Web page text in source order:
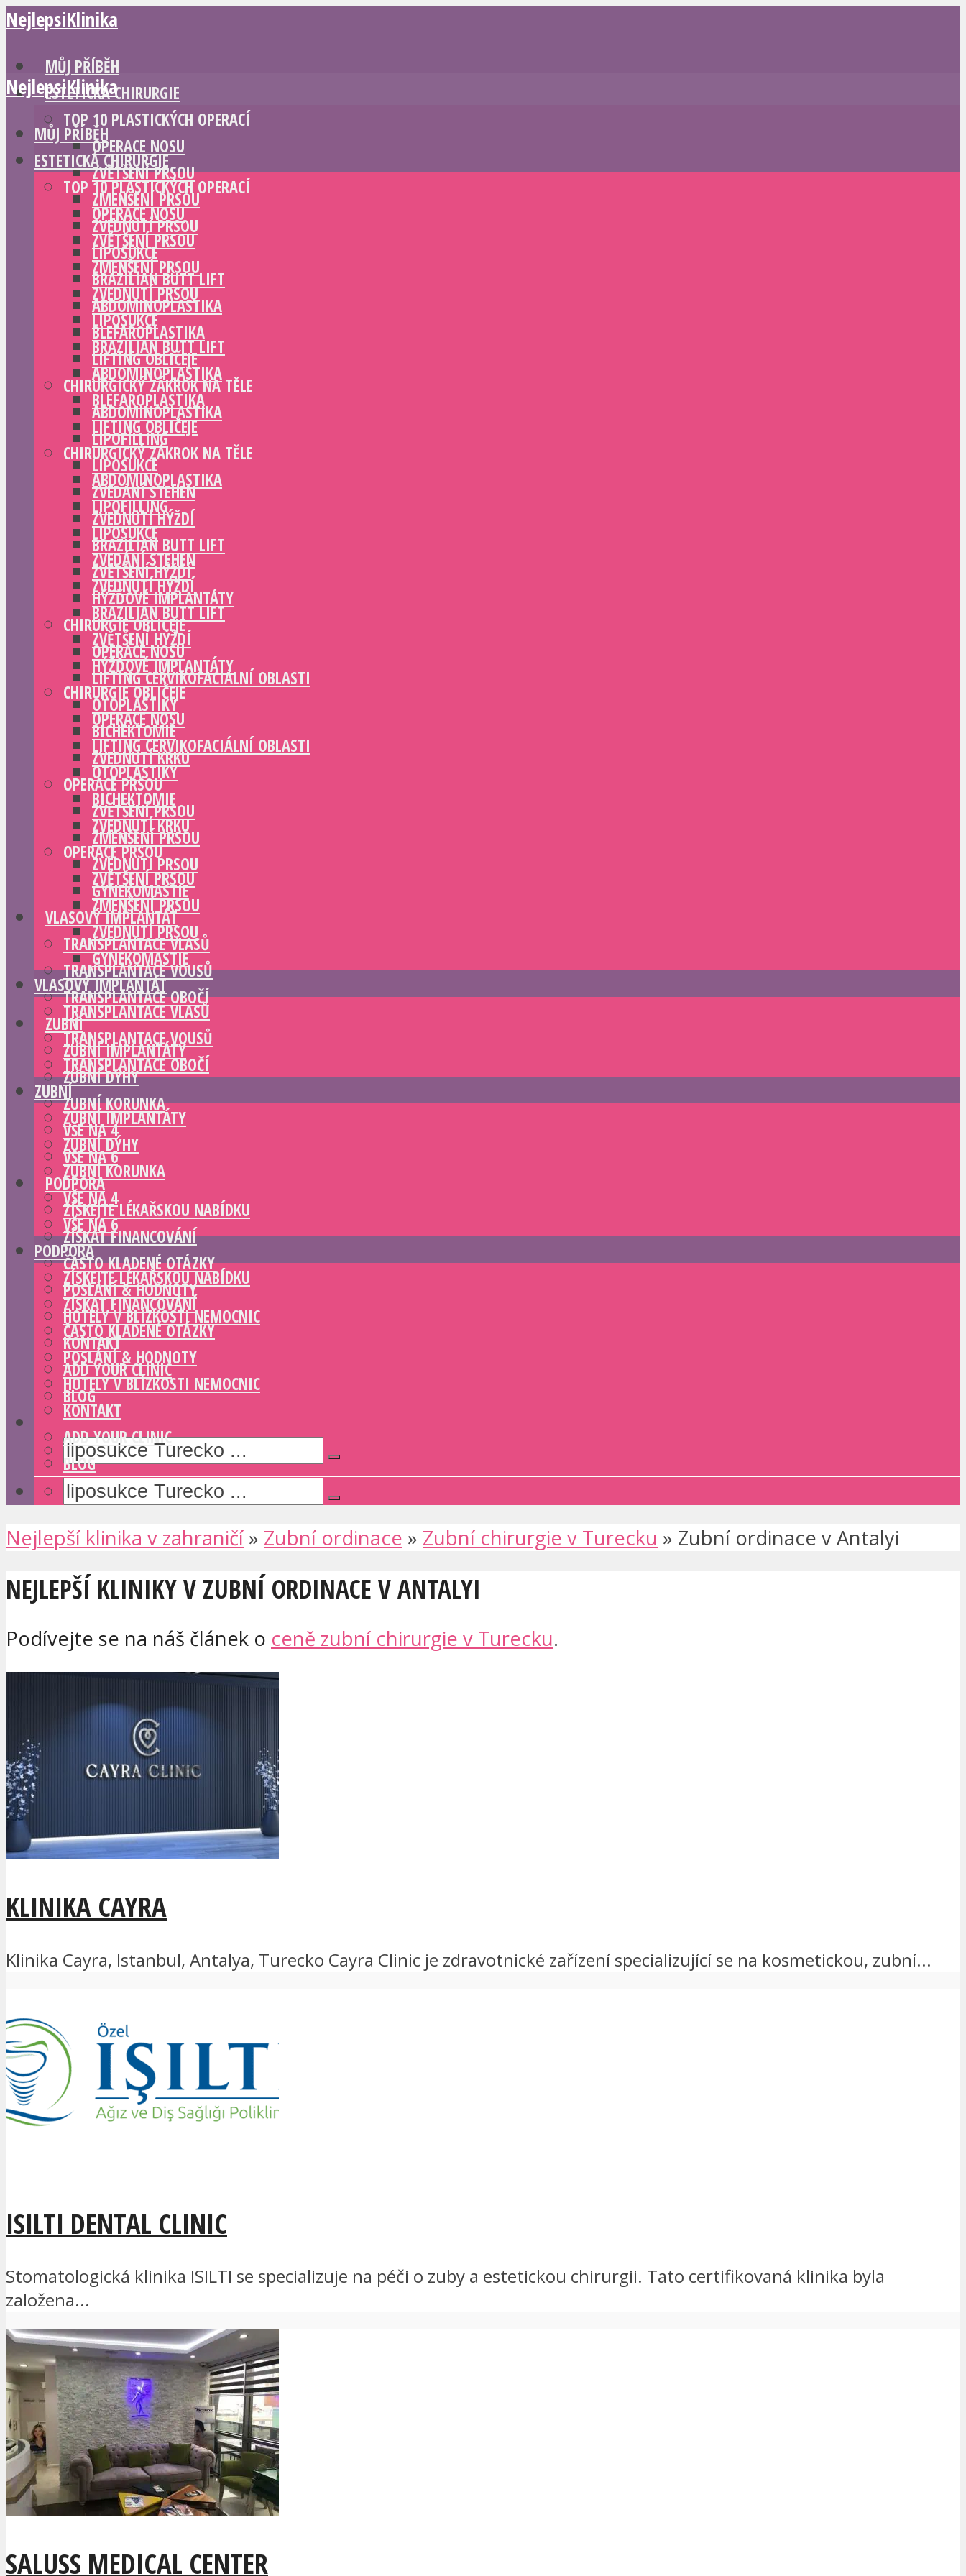
NejlepsiKlinika
MŮJ PŘÍBĚH
ESTETICKÁ CHIRURGIE
TOP 10 PLASTICKÝCH OPERACÍ
OPERACE NOSU
ZVĚTŠENÍ PRSOU
ZMENŠENÍ PRSOU
ZVEDNUTÍ PRSOU
LIPOSUKCE
BRAZILIAN BUTT LIFT
ABDOMINOPLASTIKA
BLEFAROPLASTIKA
LIFTING OBLIČEJE
CHIRURGICKÝ ZÁKROK NA TĚLE
ABDOMINOPLASTIKA
LIPOFILLING
LIPOSUKCE
ZVEDÁNÍ STEHEN
ZVEDNUTÍ HÝŽDÍ
BRAZILIAN BUTT LIFT
ZVĚTŠENÍ HÝŽDÍ
HÝŽĎOVÉ IMPLANTÁTY
CHIRURGIE OBLIČEJE
OPERACE NOSU
LIFTING CERVIKOFACIÁLNÍ OBLASTI
OTOPLASTIKY
BICHEKTOMIE
ZVEDNUTÍ KRKU
OPERACE PRSOU
ZVĚTŠENÍ PRSOU
ZMENŠENÍ PRSOU
ZVEDNUTÍ PRSOU
GYNEKOMASTIE
VLASOVÝ IMPLANTÁT
TRANSPLANTACE VLASŮ
TRANSPLANTACE VOUSŮ
TRANSPLANTACE OBOČÍ
ZUBNÍ
ZUBNÍ IMPLANTÁTY
ZUBNÍ DÝHY
ZUBNÍ KORUNKA
VŠE NA 4
VŠE NA 6
PODPORA
ZÍSKEJTE LÉKAŘSKOU NABÍDKU
ZÍSKAT FINANCOVÁNÍ
ČASTO KLADENÉ OTÁZKY
POSLÁNÍ & HODNOTY
HOTELY V BLÍZKOSTI NEMOCNIC
KONTAKT
ADD YOUR CLINIC
BLOG
NejlepsiKlinika
MŮJ PŘÍBĚH
ESTETICKÁ CHIRURGIE
TOP 10 PLASTICKÝCH OPERACÍ
OPERACE NOSU
ZVĚTŠENÍ PRSOU
ZMENŠENÍ PRSOU
ZVEDNUTÍ PRSOU
LIPOSUKCE
BRAZILIAN BUTT LIFT
ABDOMINOPLASTIKA
BLEFAROPLASTIKA
LIFTING OBLIČEJE
CHIRURGICKÝ ZÁKROK NA TĚLE
ABDOMINOPLASTIKA
LIPOFILLING
LIPOSUKCE
ZVEDÁNÍ STEHEN
ZVEDNUTÍ HÝŽDÍ
BRAZILIAN BUTT LIFT
ZVĚTŠENÍ HÝŽDÍ
HÝŽĎOVÉ IMPLANTÁTY
CHIRURGIE OBLIČEJE
OPERACE NOSU
LIFTING CERVIKOFACIÁLNÍ OBLASTI
OTOPLASTIKY
BICHEKTOMIE
ZVEDNUTÍ KRKU
OPERACE PRSOU
ZVĚTŠENÍ PRSOU
ZMENŠENÍ PRSOU
ZVEDNUTÍ PRSOU
GYNEKOMASTIE
VLASOVÝ IMPLANTÁT
TRANSPLANTACE VLASŮ
TRANSPLANTACE VOUSŮ
TRANSPLANTACE OBOČÍ
ZUBNÍ
ZUBNÍ IMPLANTÁTY
ZUBNÍ DÝHY
ZUBNÍ KORUNKA
VŠE NA 4
VŠE NA 6
PODPORA
ZÍSKEJTE LÉKAŘSKOU NABÍDKU
ZÍSKAT FINANCOVÁNÍ
ČASTO KLADENÉ OTÁZKY
POSLÁNÍ & HODNOTY
HOTELY V BLÍZKOSTI NEMOCNIC
KONTAKT
ADD YOUR CLINIC
BLOG
Nejlepší klinika v zahraničí » Zubní ordinace » Zubní chirurgie v Turecku » Zubní ordinace v Antalyi
NEJLEPŠÍ KLINIKY V ZUBNÍ ORDINACE V ANTALYI
Podívejte se na náš článek o ceně zubní chirurgie v Turecku.
KLINIKA CAYRA
Klinika Cayra, Istanbul, Antalya, Turecko Cayra Clinic je zdravotnické zařízení specializující se na kosmetickou, zubní...
ISILTI DENTAL CLINIC
Stomatologická klinika ISILTI se specializuje na péči o zuby a estetickou chirurgii. Tato certifikovaná klinika byla
založena...
SALUSS MEDICAL CENTER